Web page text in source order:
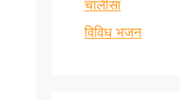
चालीसा
विविध भजन